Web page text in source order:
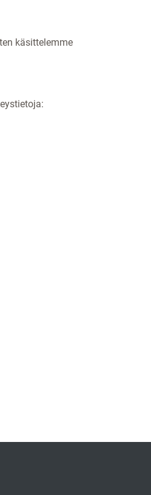
käsittelemme